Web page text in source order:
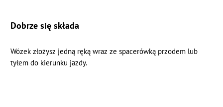
Dobrze się składa
Wózek złożysz jedną ręką wraz ze spacerówką przodem lub
tyłem do kierunku jazdy.